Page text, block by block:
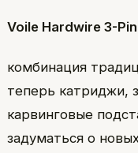
Voile Hardwire 3-
комбинация
теперь катриджи,
карвинговые
задуматься о